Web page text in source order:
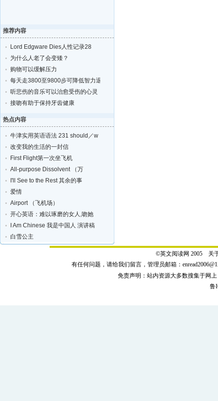
推荐内容
Lord Edgware Dies人性记录28
为什么人老了会变矮？
购物可以缓解压力
每天走3800至9800步可降低智力退化的风险
听悲伤的音乐可以治愈受伤的心灵
接吻有助于保持牙齿健康
热点内容
牛津实用英语语法 231 should／w
改变我的生活的一封信
First Flight第一次坐飞机
All-purpose Dissolvent （万
I'll See to the Rest 其余的事
爱情
Airport （飞机场）
开心英语：难以琢磨的女人,吻她
I Am Chinese 我是中国人 演讲稿
白雪公主